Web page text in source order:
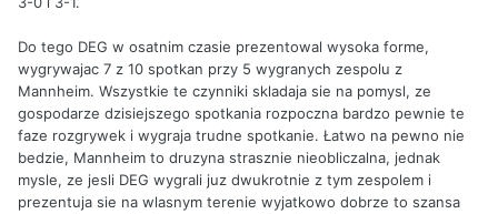
Do tego DEG w osatnim czasie prezentowal wysoka forme,
wygrywajac 7 z 10 spotkan przy 5 wygranych zespolu z
Mannheim. Wszystkie te czynniki skladaja sie na pomysl, ze
gospodarze dzisiejszego spotkania rozpoczna bardzo pewnie te
faze rozgrywek i wygraja trudne spotkanie. Łatwo na pewno nie
bedzie, Mannheim to druzyna strasznie nieobliczalna, jednak
mysle, ze jesli DEG wygrali juz dwukrotnie z tym zespolem i
prezentuja sie na wlasnym terenie wyjatkowo dobrze to szansa